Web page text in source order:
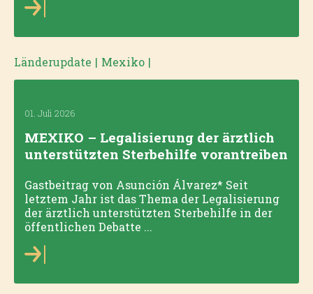
Länderupdate | Mexiko |
01. Juli 2026
MEXIKO – Legalisierung der ärztlich
unterstützten Sterbehilfe vorantreiben
Gastbeitrag von Asunción Álvarez* Seit
letztem Jahr ist das Thema der Legalisierung
der ärztlich unterstützten Sterbehilfe in der
öffentlichen Debatte ...